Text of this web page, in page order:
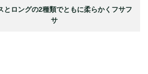
とロングの2種類でともに柔らかくフサフ
サ